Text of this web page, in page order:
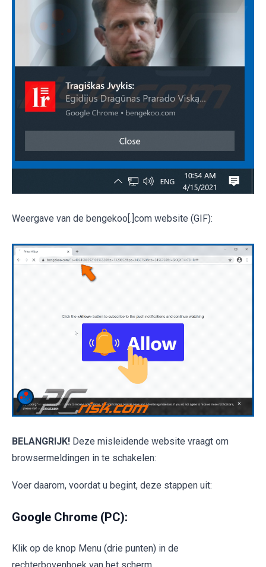
Weergave van de bengekoo[.]com website (GIF):
BELANGRIJK! Deze misleidende website vraagt om
browsermeldingen in te schakelen:
Voer daarom, voordat u begint, deze stappen uit:
Google Chrome (PC):
Klik op de knop Menu (drie punten) in de
rechterbovenhoek van het scherm